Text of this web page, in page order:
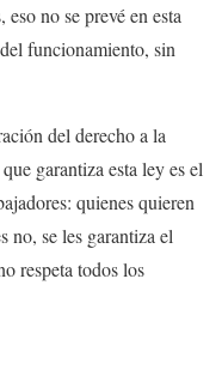
no se prevé en esta
funcionamiento, sin
del derecho a la
garantiza esta ley es el
quienes quieren
no, se les garantiza el
respeta todos los